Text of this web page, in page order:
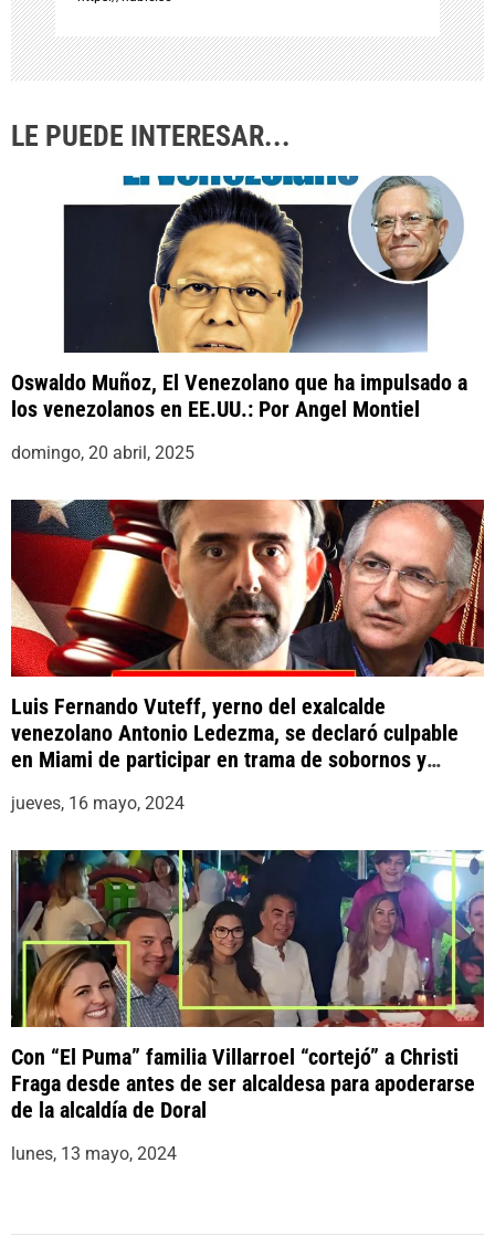
r
a
d
LE PUEDE INTERESAR...
Oswaldo Muñoz, El Venezolano que ha impulsado a
los venezolanos en EE.UU.: Por Angel Montiel
domingo, 20 abril, 2025
Luis Fernando Vuteff, yerno del exalcalde
venezolano Antonio Ledezma, se declaró culpable
en Miami de participar en trama de sobornos y
jueves, 16 mayo, 2024
Con “El Puma” familia Villarroel “cortejó” a Christi
Fraga desde antes de ser alcaldesa para apoderarse
de la alcaldía de Doral
lunes, 13 mayo, 2024